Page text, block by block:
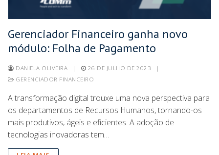
Gerenciador Financeiro ganha novo
módulo: Folha de Pagamento
DANIELA OLIVEIRA | 26 DE JULHO DE 2023
|
GERENCIADOR FINANCEIRO
A transformação digital trouxe uma nova perspectiva para
os departamentos de Recursos Humanos, tornando-os
mais produtivos, ágeis e eficientes. A adoção de
tecnologias inovadoras tem…